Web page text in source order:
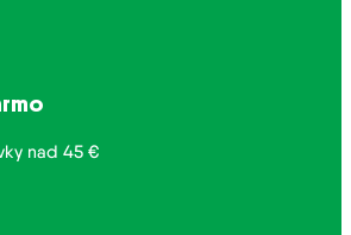
nad 45 €